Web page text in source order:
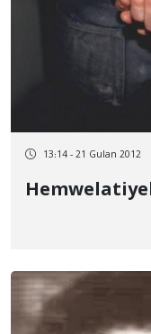
13:14 - 21 Gulan 2012